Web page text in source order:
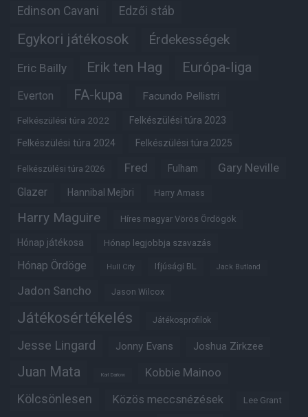
Edinson Cavani Edzői stáb
Egykori játékosok Érdekességek
Eric Bailly Erik ten Hag Európa-liga
Everton FA-kupa Facundo Pellistri
Felkészülési túra 2022 Felkészülési túra 2023
Felkészülési túra 2024 Felkészülési túra 2025
Felkészülési túra 2026 Fred Fulham Gary Neville
Glazer Hannibal Mejbri Harry Amass
Harry Maguire Híres magyar Vörös Ördögök
Hónap játékosa Hónap legjobbja szavazás
Hónap Ördöge Hull City Ifjúsági BL Jack Butland
Jadon Sancho Jason Wilcox
Játékosértékelés Játékosprofilok
Jesse Lingard Jonny Evans Joshua Zirkzee
Juan Mata Karl Darlow Kobbie Mainoo
Kölcsönlesen Közös meccsnézések Lee Grant